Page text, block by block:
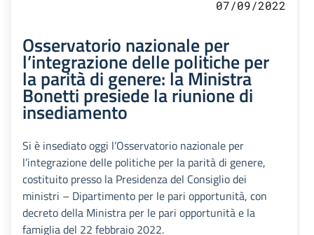
07/09/2022
Osservatorio nazionale per
l’integrazione delle politiche per
la parità di genere: la Ministra
Bonetti presiede la riunione di
insediamento
Si è insediato oggi l’Osservatorio nazionale per
l’integrazione delle politiche per la parità di genere,
costituito presso la Presidenza del Consiglio dei
ministri – Dipartimento per le pari opportunità, con
decreto della Ministra per le pari opportunità e la
famiglia del 22 febbraio 2022.